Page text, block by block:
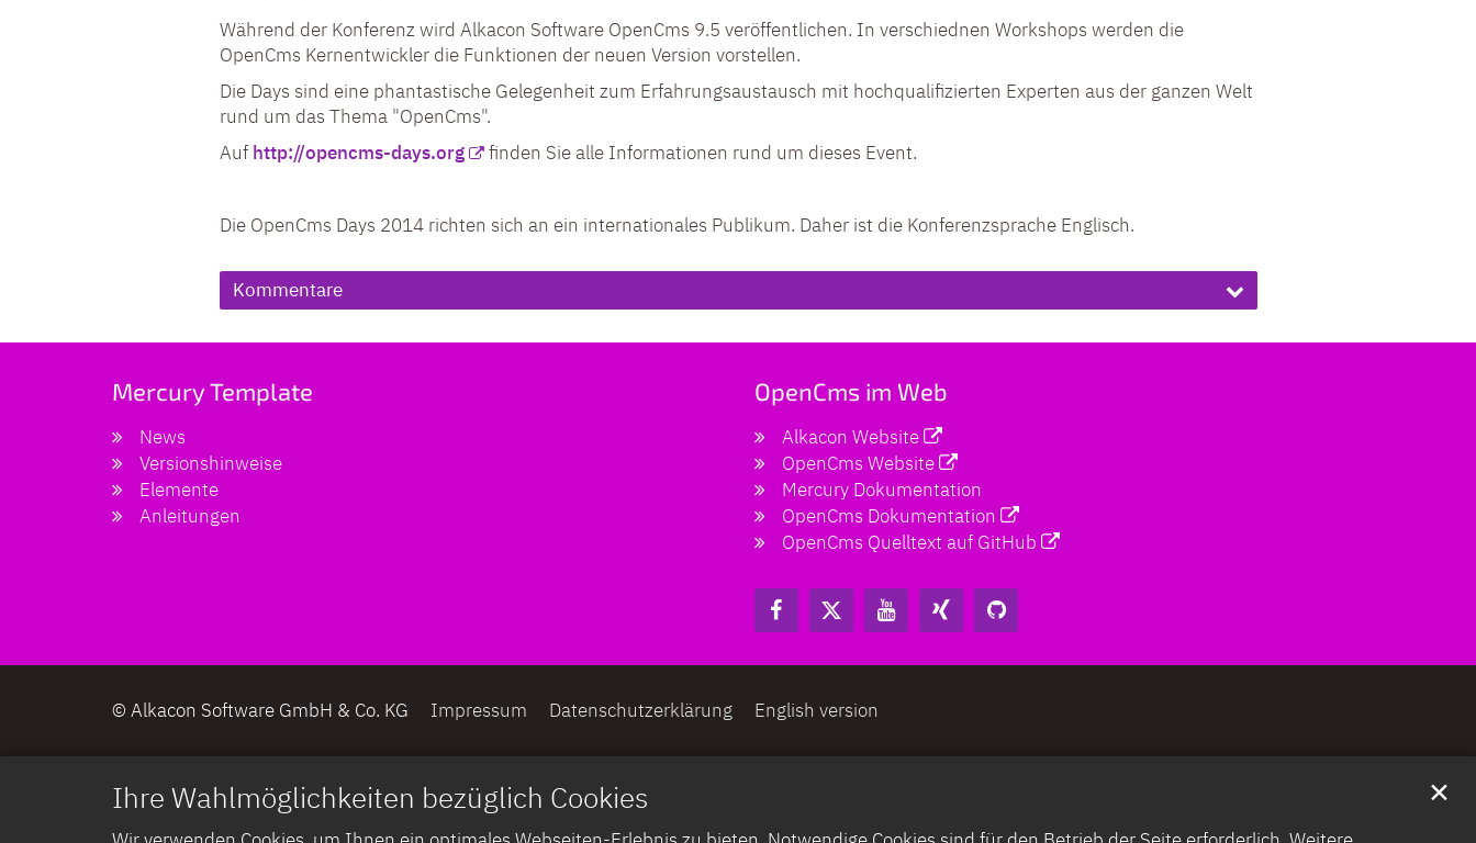
Ihre Wahlmöglichkeiten bezüglich Cookies ✕
Während der Konferenz wird Alkacon Software OpenCms 9.5 veröffentlichen. In verschiednen Workshops werden die
OpenCms Kernentwickler die Funktionen der neuen Version vorstellen.
Die Days sind eine phantastische Gelegenheit zum Erfahrungsaustausch mit hochqualifizierten Experten aus der ganzen Welt
rund um das Thema "OpenCms".
Auf http://opencms-days.org finden Sie alle Informationen rund um dieses Event.
Die OpenCms Days 2014 richten sich an ein internationales Publikum. Daher ist die Konferenzsprache Englisch.
Kommentare
Mercury Template
News
Versionshinweise
Elemente
Anleitungen
OpenCms im Web
Alkacon Website
OpenCms Website
Mercury Dokumentation
OpenCms Dokumentation
OpenCms Quelltext auf GitHub
© Alkacon Software GmbH & Co. KG Impressum Datenschutzerklärung English version